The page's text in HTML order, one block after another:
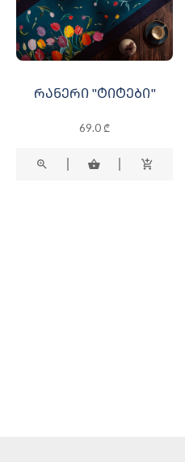
ᲠᲐᲜᲔᲠᲘ "ᲢᲘᲢᲔᲑᲘ"
69.0 ₾